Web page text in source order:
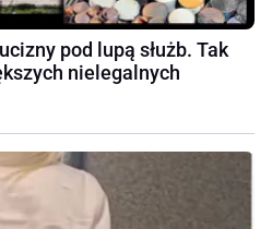
pod lupą służb. Tak
nielegalnych